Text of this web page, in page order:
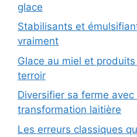
glace
Stabilisants et
vraiment
Glace au miel et
terroir
Diversifier sa ferme
transformation laitière
Les erreurs classiques